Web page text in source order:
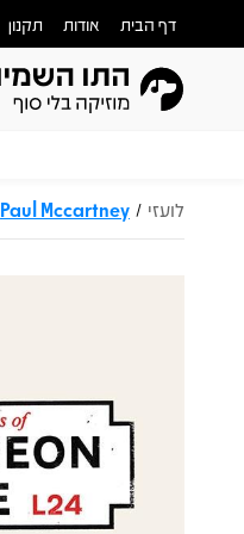
דף הבית אודות תקנון
לועזי /
Paul Mccartney